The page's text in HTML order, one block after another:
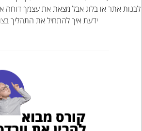
לבנות אתר או בלוג אבל מצאת את עצמך דוחה
ידעת איך להתחיל את התהליך